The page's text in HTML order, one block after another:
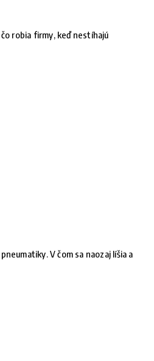
robia firmy, keď nestíhajú
V čom sa naozaj líšia a